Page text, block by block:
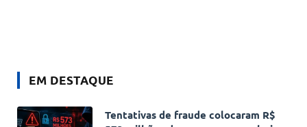
EM DESTAQUE
Tentativas de fraude colocaram R$